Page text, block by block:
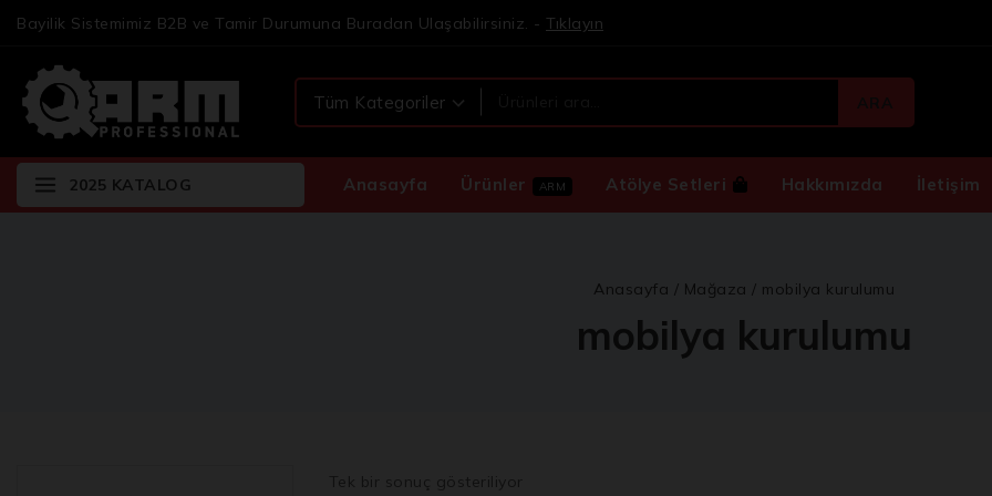
Bayilik Sistemimiz B2B ve Tamir Durumuna Buradan Ulaşabilirsiniz. - Tıklayın
ARA
2025 KATALOG Anasayfa Ürünler ARM Atölye Setleri Hakkımızda İletişim
Anasayfa / Mağaza / mobilya kurulumu
mobilya kurulumu